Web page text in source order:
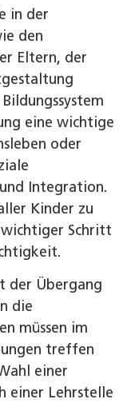
in der
den
Eltern, der
eine wichtige
oder
Integration.
Kinder zu
Schritt
der Übergang
die
müssen im
treffen
einer
einer Lehrstelle